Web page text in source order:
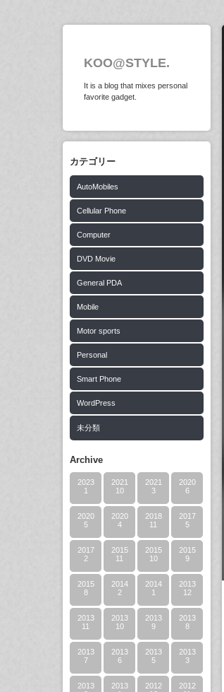
KOO@STYLE.
It is a blog that mixes personal
favorite gadget.
カテゴリー
AutoMobiles
Cellular Phone
Computer
DVD Movie
General PDA
Mobile
Motor sports
Personal
Smart Phone
WordPress
未分類
Archive
2023
1
2021
10
2021
3
2020
6
2020
5
2020
4
2018
11
2017
5
2017
2
2015
11
2015
10
2015
9
2015
8
2014
2
2014
1
2013
12
2013
11
2013
10
2013
9
2013
8
2013
7
2013
6
2013
5
2013
3
2013
2013
2012
2012